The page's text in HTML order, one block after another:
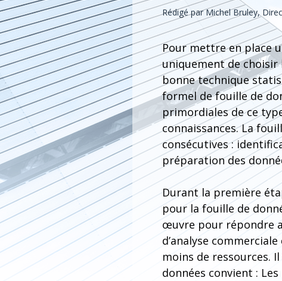
Rédigé par Michel Bruley,
Pour mettre en place
uniquement de choisir
bonne technique
formel de fouille de
primordiales de ce
connaissances. La
consécutives :
préparation des
Durant la première
pour la fouille de
œuvre pour répondre
d’analyse
moins de ressources.
données convient :